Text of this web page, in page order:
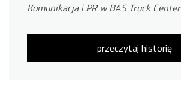
Komunikacja i PR w BAS Truck Center
przeczytaj historię